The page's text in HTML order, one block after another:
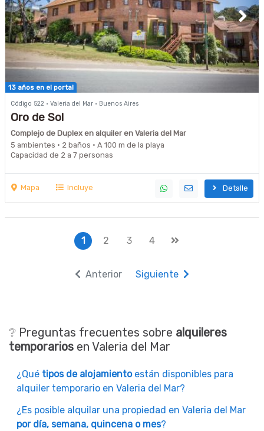
13 años en el portal
Código 522 · Valeria del Mar · Buenos Aires
Oro de Sol
Complejo de Duplex en alquiler en Valeria del Mar
5 ambientes · 2 baños · A 100 m de la playa
Capacidad de 2 a 7 personas
Mapa Incluye Detalle
1 2 3 4
Anterior Siguiente
❔ Preguntas frecuentes sobre alquileres
temporarios en Valeria del Mar
¿Qué tipos de alojamientoestán disponibles para
alquiler temporario en Valeria del Mar?
¿Es posible alquilar una propiedad en Valeria del Mar
por día, semana, quincena o mes?